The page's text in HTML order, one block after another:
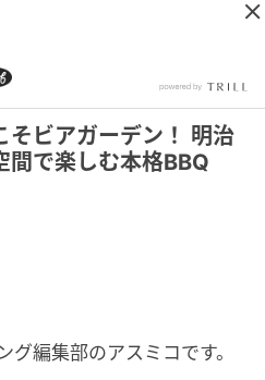
そビアガーデン！ 明治
間で楽しむ本格BBQ
グ編集部のアスミコです。